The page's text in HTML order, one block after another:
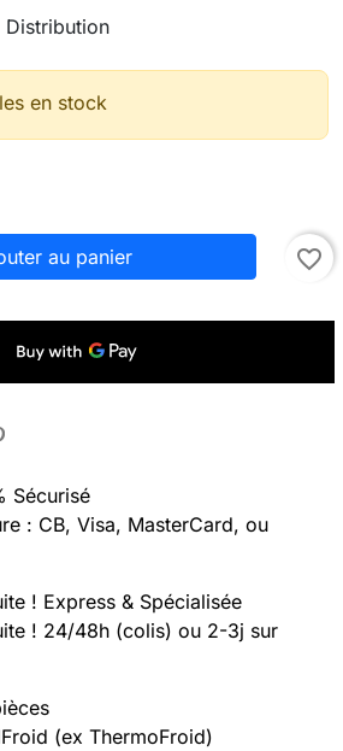
Distribution
en stock
au panier favorite_border
Sécurisé
: CB, Visa, MasterCard, ou
! Express & Spécialisée
! 24/48h (colis) ou 2-3j sur
(ex ThermoFroid)